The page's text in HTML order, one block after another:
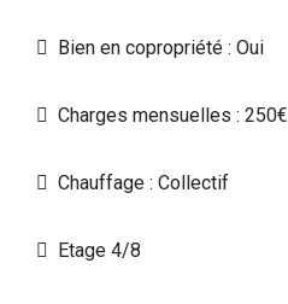
Bien en copropriété : Oui
Charges mensuelles : 250€
Chauffage : Collectif
Etage 4/8